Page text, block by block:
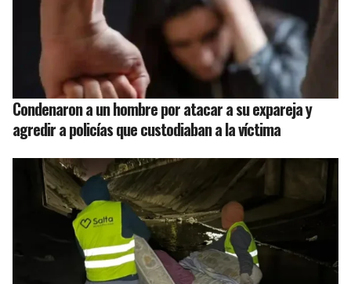
Condenaron a un hombre por atacar a su expareja y
agredir a policías que custodiaban a la víctima